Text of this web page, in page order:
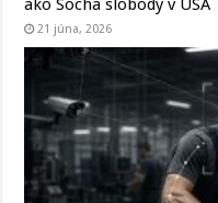
21 júna, 2026